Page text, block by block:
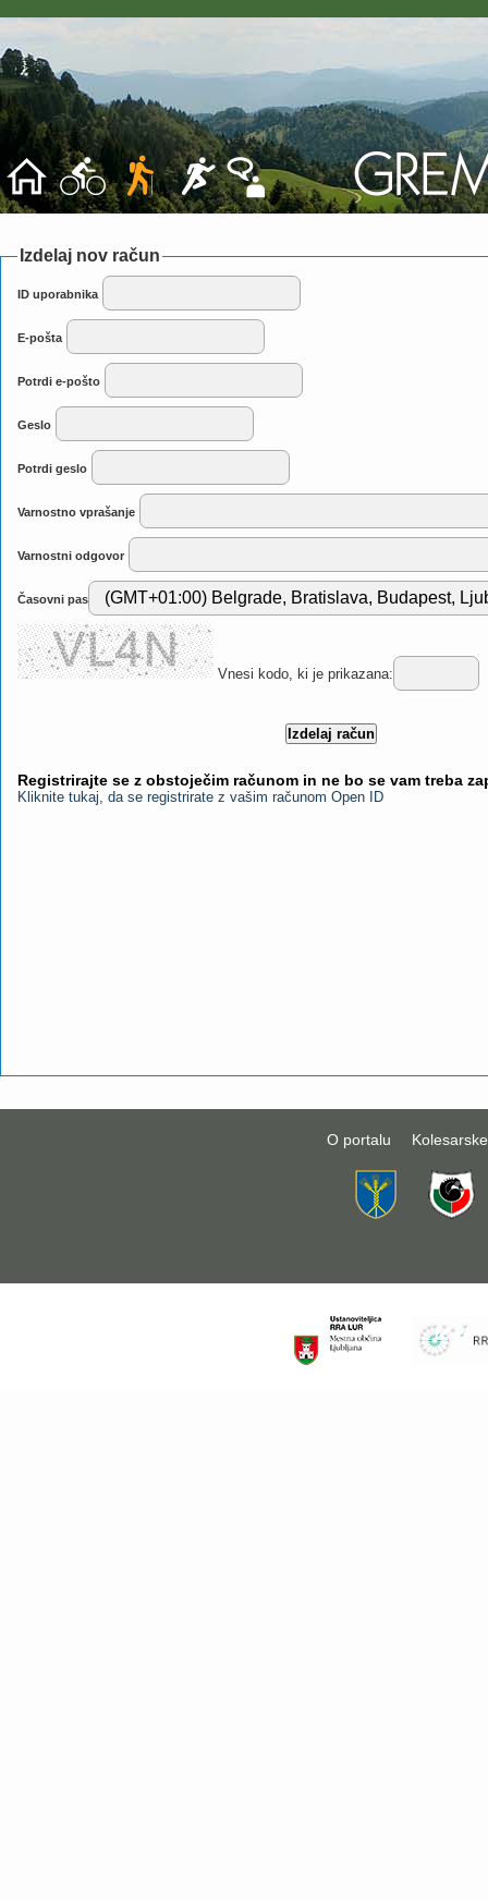
Izdelaj nov račun
ID uporabnika
E-pošta
Potrdi e-pošto
Geslo
Potrdi geslo
Varnostno vprašanje
Varnostni odgovor
Časovni pas
Vnesi kodo, ki je prikazana:
Registrirajte se z obstoječim računom in ne bo se vam treba
Kliknite tukaj, da se registrirate z vašim računom Open ID
O portalu